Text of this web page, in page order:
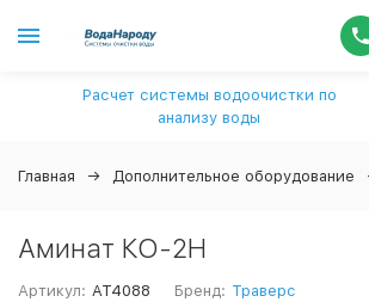
Расчет системы водоочистки по
анализу воды
Главная Дополнительное оборудование
Аминат КО-2Н
Артикул: AT4088 Бренд: Траверс